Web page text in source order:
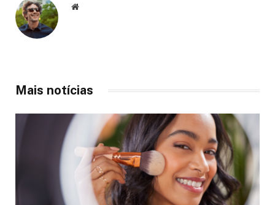
Website
Mais notícias